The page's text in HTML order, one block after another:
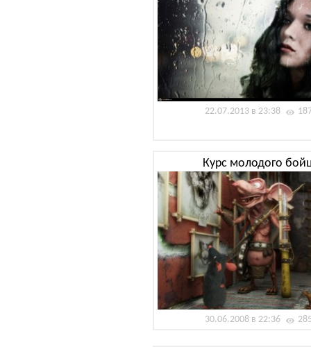
22.07.2013 в 23:38
Курс молодого
30.06.2008 в 22:36